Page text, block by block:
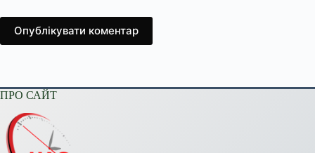
Опублікувати коментар
ПРО САЙТ